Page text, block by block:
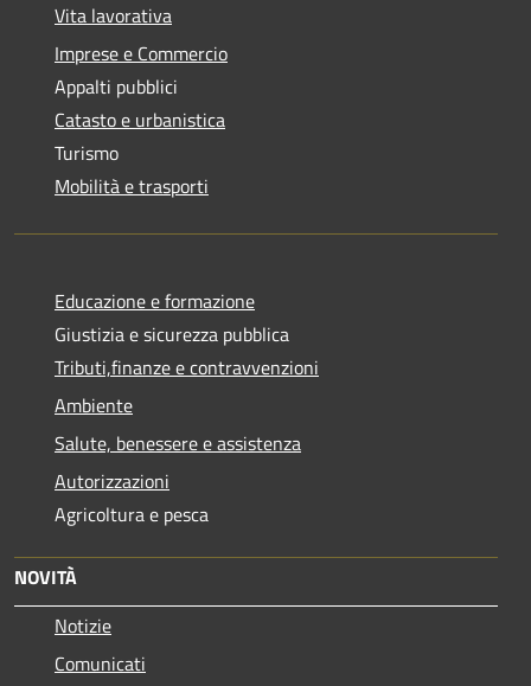
Vita lavorativa
Imprese e Commercio
Appalti pubblici
Catasto e urbanistica
Turismo
Mobilità e trasporti
Educazione e formazione
Giustizia e sicurezza pubblica
Tributi,finanze e contravvenzioni
Ambiente
Salute, benessere e assistenza
Autorizzazioni
Agricoltura e pesca
NOVITÀ
Notizie
Comunicati